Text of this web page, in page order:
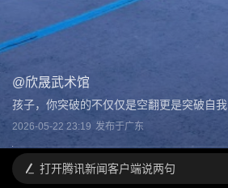
@欣晟武术馆
孩子，你突破的不仅仅是空翻更是突破自我
2026-05-22 23:19 发布于广东
打开腾讯新闻客户端说两句